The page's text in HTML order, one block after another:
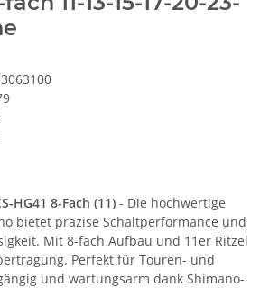
HG41 8-Fach (11) - Die hochwertige
bietet präzise Schaltperformance und
Mit 8-fach Aufbau und 11er Ritzel
Perfekt für Touren- und
und wartungsarm dank Shimano-